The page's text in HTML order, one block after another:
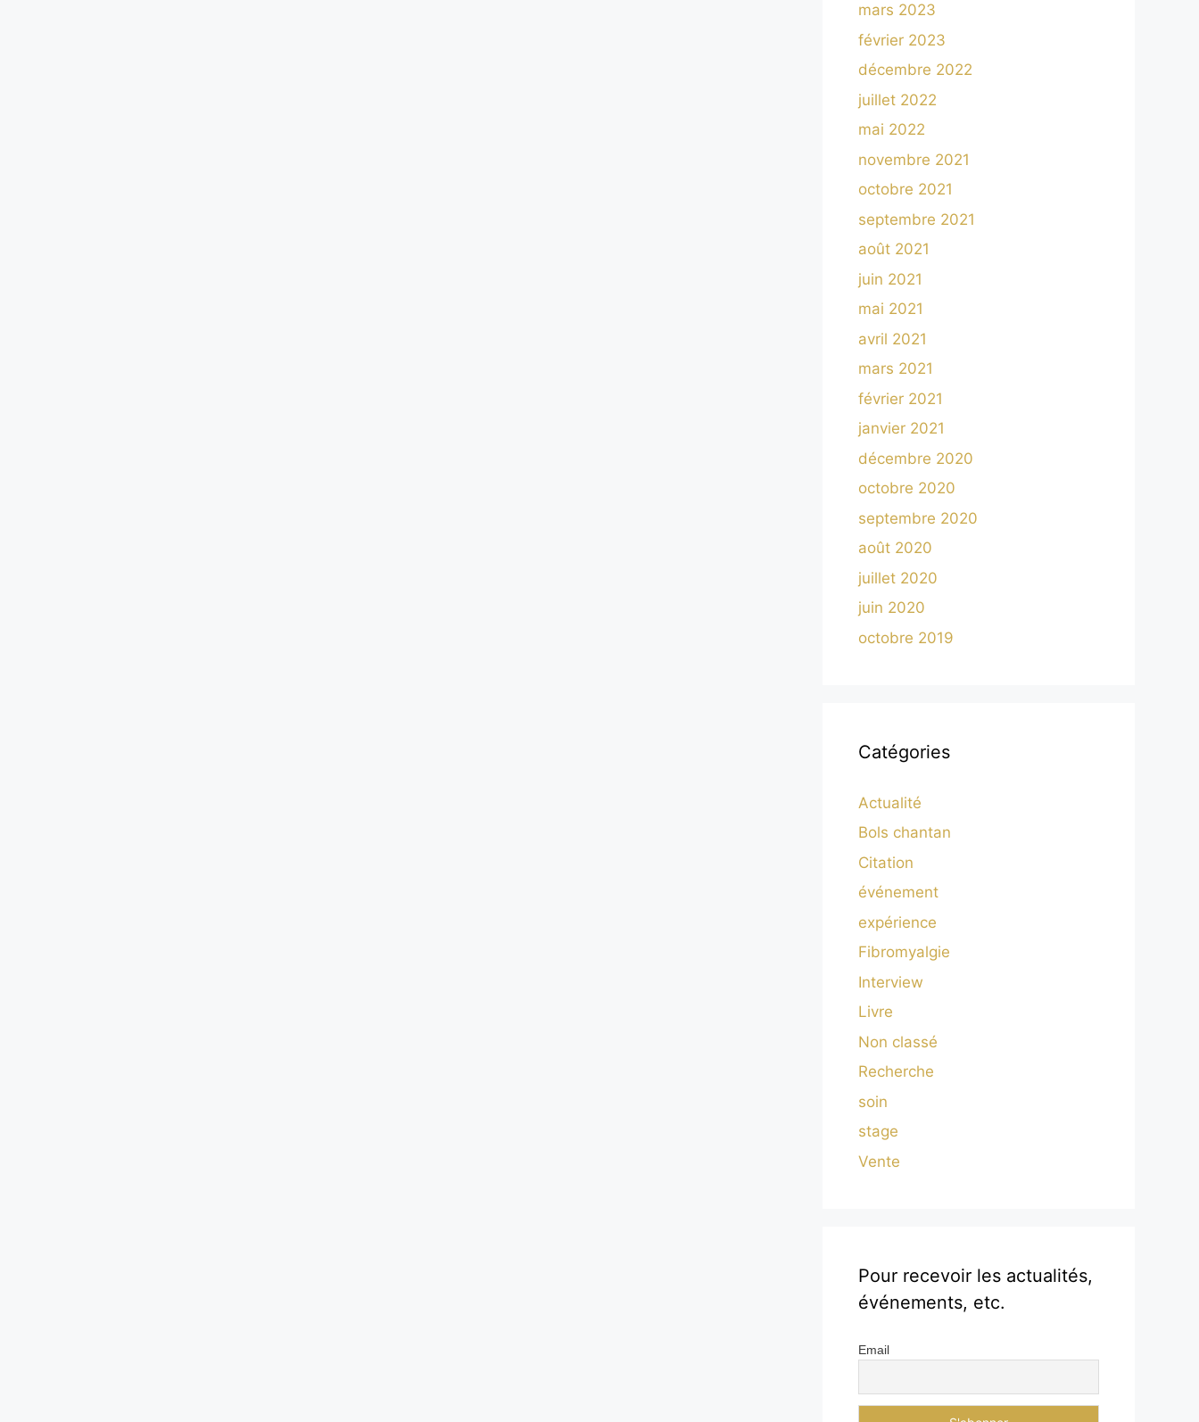
mars 2023
février 2023
décembre 2022
juillet 2022
mai 2022
novembre 2021
octobre 2021
septembre 2021
août 2021
juin 2021
mai 2021
avril 2021
mars 2021
février 2021
janvier 2021
décembre 2020
octobre 2020
septembre 2020
août 2020
juillet 2020
juin 2020
octobre 2019
Catégories
Actualité
Bols chantan
Citation
événement
expérience
Fibromyalgie
Interview
Livre
Non classé
Recherche
soin
stage
Vente
Pour recevoir les actualités,
événements, etc.
Email